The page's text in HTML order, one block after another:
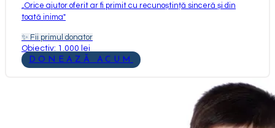
Orice ajutor oferit ar fi primit cu recunoștință sinceră și din
toată inima"
✨ Fii primul donator
Obiectiv: 1.000 lei
DONEAZĂ ACUM